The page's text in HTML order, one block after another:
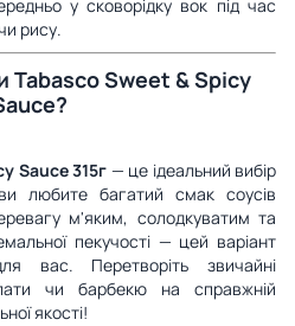
у сковорідку вок під час
рису.
Tabasco Sweet & Spicy
Sauce 315г — це ідеальний вибір
любите багатий смак соусів
м'яким, солодкуватим та
пекучості — цей варіант
вас. Перетворіть звичайні
чи барбекю на справжній
якості!